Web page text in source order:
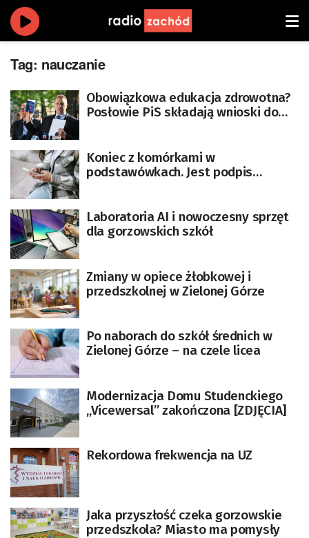
Tag: nauczanie
Obowiązkowa edukacja zdrowotna?
Posłowie PiS składają wnioski do
Koniec z komórkami w
podstawówkach. Jest podpis
Laboratoria AI i nowoczesny sprzęt
dla gorzowskich szkół
Zmiany w opiece żłobkowej i
przedszkolnej w Zielonej Górze
Po naborach do szkół średnich w
Zielonej Górze – na czele licea
Modernizacja Domu Studenckiego
„Vicewersal” zakończona [ZDJĘCIA]
Rekordowa frekwencja na UZ
Jaka przyszłość czeka gorzowskie
przedszkola? Miasto ma pomysły